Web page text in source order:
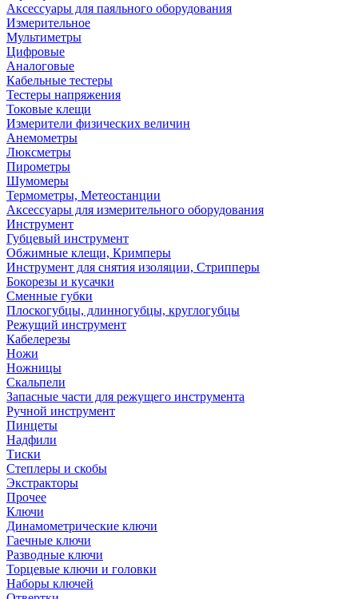
Аксессуары для паяльного оборудования
Измерительное
Мультиметры
Цифровые
Аналоговые
Кабельные тестеры
Тестеры напряжения
Токовые клещи
Измерители физических величин
Анемометры
Люксметры
Пирометры
Шумомеры
Термометры, Метеостанции
Аксессуары для измерительного оборудования
Инструмент
Губцевый инструмент
Обжимные клещи, Кримперы
Инструмент для снятия изоляции, Стрипперы
Бокорезы и кусачки
Сменные губки
Плоскогубцы, длинногубцы, круглогубцы
Режущий инструмент
Кабелерезы
Ножи
Ножницы
Скальпели
Запасные части для режущего инструмента
Ручной инструмент
Пинцеты
Надфили
Тиски
Степлеры и скобы
Экстракторы
Прочее
Ключи
Динамометрические ключи
Гаечные ключи
Разводные ключи
Торцевые ключи и головки
Наборы ключей